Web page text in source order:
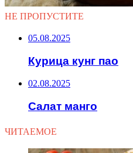
НЕ ПРОПУСТИТЕ
05.08.2025
Курица кунг пао
02.08.2025
Салат манго
ЧИТАЕМОЕ